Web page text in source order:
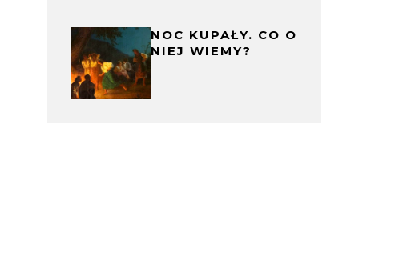
NOC KUPAŁY. CO O
NIEJ WIEMY?